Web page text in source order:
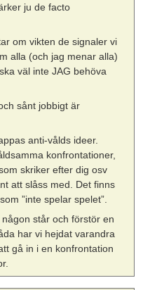
ju de facto
om vikten de signaler vi
alla (och jag menar alla)
väl inte JAG behöva
sånt jobbigt är
anti-vålds ideer.
konfrontationer,
skriker efter dig osv
att slåss med. Det finns
”inte spelar spelet”.
står och förstör en
har vi hejdat varandra
gå in i en konfrontation